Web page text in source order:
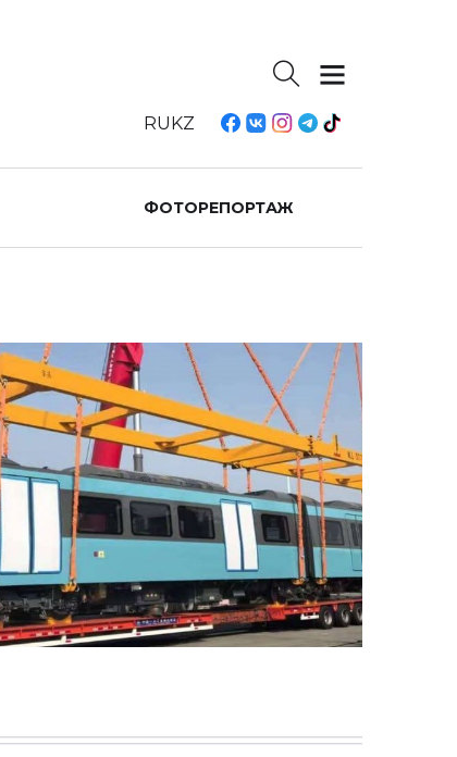
RUKZ
ФОТОРЕПОРТАЖ